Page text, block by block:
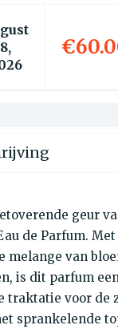
8,
geur
de Parfum. Met
melange van
is dit parfum
traktatie voor de
sprankelende